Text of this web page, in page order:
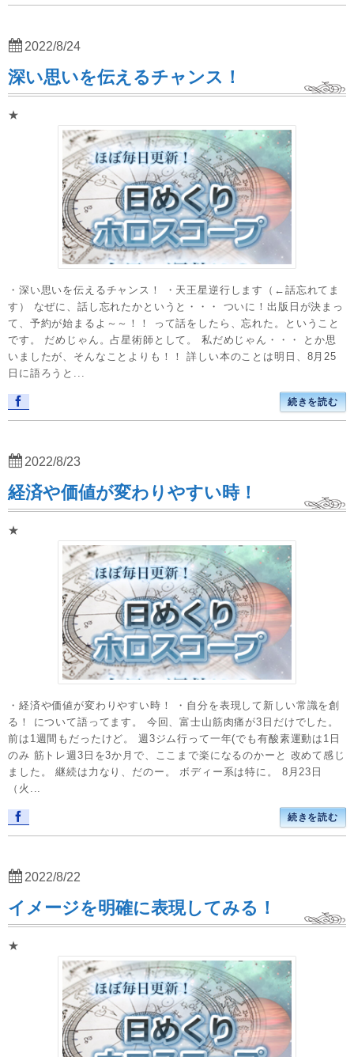
深い思いを伝えるチャンス！
★
・深い思いを伝えるチャンス！ ・天王星逆行します（←話忘れてま
す） なぜに、話し忘れたかというと・・・ ついに！出版日が決まっ
て、予約が始まるよ～～！！ って話をしたら、忘れた。ということ
です。 だめじゃん。占星術師として。 私だめじゃん・・・ とか思
いましたが、そんなことよりも！！ 詳しい本のことは明日、8月25
日に語ろうと...
続きを読む
2022/8/24
経済や価値が変わりやすい時！
★
・経済や価値が変わりやすい時！ ・自分を表現して新しい常識を創
る！ について語ってます。 今回、富士山筋肉痛が3日だけでした。
前は1週間もだったけど。 週3ジム行って一年(でも有酸素運動は1日
のみ 筋トレ週3日を3か月で、ここまで楽になるのかーと 改めて感じ
ました。 継続は力なり、だのー。 ボディー系は特に。 8月23日
（火...
続きを読む
2022/8/23
イメージを明確に表現してみる！
★
2022/8/22